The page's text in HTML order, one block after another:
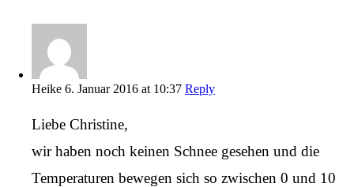
Heike 6. Januar 2016 at 10:37 Reply
Liebe Christine,
wir haben noch keinen Schnee gesehen und die
Temperaturen bewegen sich so zwischen 0 und 10